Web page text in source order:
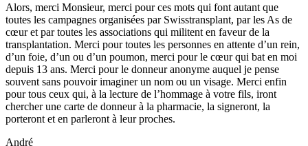
Alors, merci Monsieur, merci pour ces mots qui font autant que
toutes les campagnes organisées par Swisstransplant, par les As de
cœur et par toutes les associations qui militent en faveur de la
transplantation. Merci pour toutes les personnes en attente d’un rein,
d’un foie, d’un ou d’un poumon, merci pour le cœur qui bat en moi
depuis 13 ans. Merci pour le donneur anonyme auquel je pense
souvent sans pouvoir imaginer un nom ou un visage. Merci enfin
pour tous ceux qui, à la lecture de l’hommage à votre fils, iront
chercher une carte de donneur à la pharmacie, la signeront, la
porteront et en parleront à leur proches.
André